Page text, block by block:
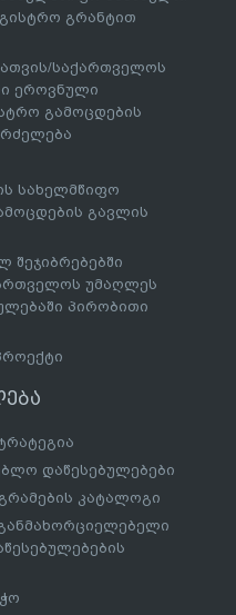
გრანტით
საქართველოს
ეროვნული
გამოცდების
სახელმწიფო
გავლის
შეჯიბრებებში
უმაღლეს
პირობითი
დაწესებულებები
კატალოგი